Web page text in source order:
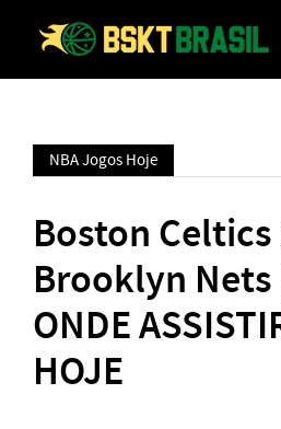
NBA Jogos Hoje
Boston Celtics
Brooklyn Nets
ONDE
HOJE